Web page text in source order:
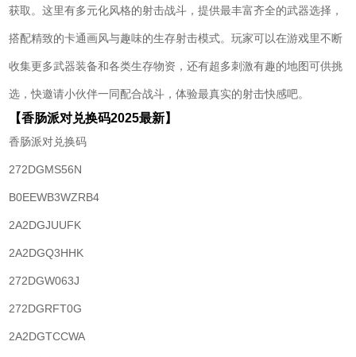
获取。这里有多元化风格的射击战斗，提供最丰富齐全的武器选择，
搭配精致的卡通画风与趣味的生存射击模式。玩家可以在游戏里不断
收集更多武器装备和各类生存物资，还有超多刺激有趣的地图可供挑
选，快邀请小伙伴一同配合战斗，体验最真实的射击快感吧。
【香肠派对兑换码2025最新】
香肠派对兑换码
272DGMS56N
B0EEWB3WZRB4
2A2DGJUUFK
2A2DGQ3HHK
272DGW063J
272DGRFT0G
2A2DGTCCWA